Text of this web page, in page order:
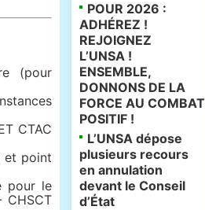
(pour
CTAC
et point
pour le
POUR 2026 :
ADHÉREZ !
REJOIGNEZ
L’UNSA !
ENSEMBLE,
DONNONS DE LA
FORCE AU COMBAT
POSITIF !
L’UNSA dépose
plusieurs recours
en annulation
devant le Conseil
d’État